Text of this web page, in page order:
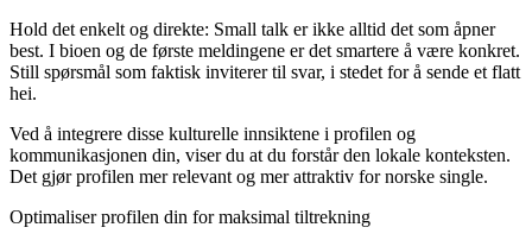
Hold det enkelt og direkte: Small talk er ikke alltid det som åpner
best. I bioen og de første meldingene er det smartere å være konkret.
Still spørsmål som faktisk inviterer til svar, i stedet for å sende et flatt
hei.
Ved å integrere disse kulturelle innsiktene i profilen og
kommunikasjonen din, viser du at du forstår den lokale konteksten.
Det gjør profilen mer relevant og mer attraktiv for norske single.
Optimaliser profilen din for maksimal tiltrekning